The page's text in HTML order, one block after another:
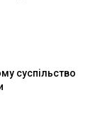
суспільство